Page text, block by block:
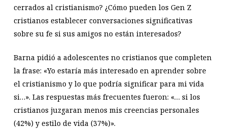
cerrados al cristianismo? ¿Cómo pueden los Gen Z
cristianos establecer conversaciones significativas
sobre su fe si sus amigos no están interesados?
Barna pidió a adolescentes no cristianos que completen
la frase: «Yo estaría más interesado en aprender sobre
el cristianismo y lo que podría significar para mi vida
si…». Las respuestas más frecuentes fueron: «… si los
cristianos juzgaran menos mis creencias personales
(42%) y estilo de vida (37%)».